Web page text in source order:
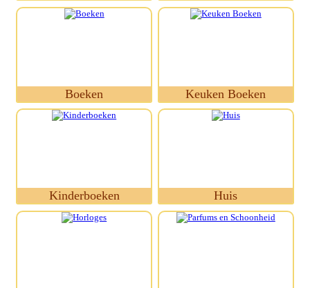
Boeken Keuken Boeken
Kinderboeken Huis